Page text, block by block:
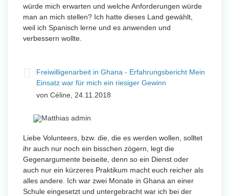
würde mich erwarten und welche Anforderungen würde
man an mich stellen? Ich hatte dieses Land gewählt,
weil ich Spanisch lerne und es anwenden und
verbessern wollte.
Freiwilligenarbeit in Ghana - Erfahrungsbericht Mein
Einsatz war für mich ein riesiger Gewinn
von Céline, 24.11.2018
Liebe Volunteers, bzw. die, die es werden wollen, solltet
ihr auch nur noch ein bisschen zögern, legt die
Gegenargumente beiseite, denn so ein Dienst oder
auch nur ein kürzeres Praktikum macht euch reicher als
alles andere. Ich war zwei Monate in Ghana an einer
Schule eingesetzt und untergebracht war ich bei der